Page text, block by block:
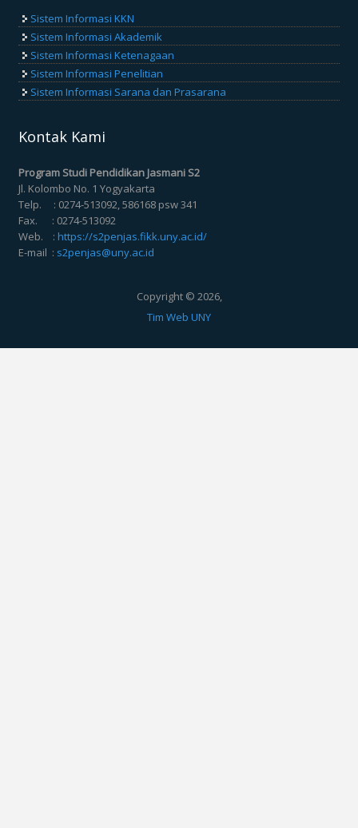
Sistem Informasi KKN
Sistem Informasi Akademik
Sistem Informasi Ketenagaan
Sistem Informasi Penelitian
Sistem Informasi Sarana dan Prasarana
Kontak Kami
Program Studi Pendidikan Jasmani S2
Jl. Kolombo No. 1 Yogyakarta
Telp. : 0274-513092, 586168 psw 341
Fax. : 0274-513092
Web. :https://s2penjas.fikk.uny.ac.id/
E-mail : s2penjas@uny.ac.id
Copyright © 2026,
Tim Web UNY